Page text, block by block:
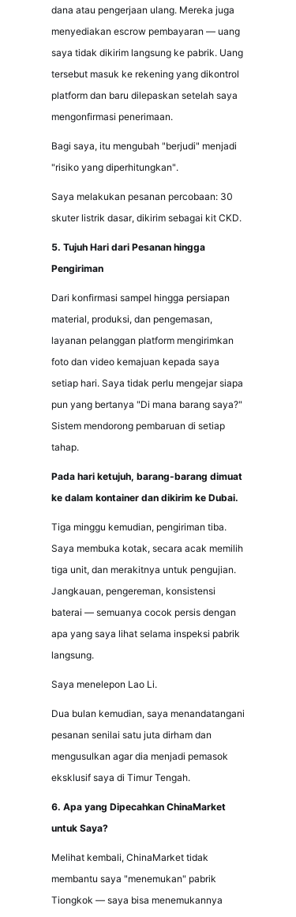
dana atau pengerjaan ulang. Mereka juga
menyediakan escrow pembayaran — uang
saya tidak dikirim langsung ke pabrik. Uang
tersebut masuk ke rekening yang dikontrol
platform dan baru dilepaskan setelah saya
mengonfirmasi penerimaan.
Bagi saya, itu mengubah "berjudi" menjadi
"risiko yang diperhitungkan".
Saya melakukan pesanan percobaan: 30
skuter listrik dasar, dikirim sebagai kit CKD.
5. Tujuh Hari dari Pesanan hingga
Pengiriman
Dari konfirmasi sampel hingga persiapan
material, produksi, dan pengemasan,
layanan pelanggan platform mengirimkan
foto dan video kemajuan kepada saya
setiap hari. Saya tidak perlu mengejar siapa
pun yang bertanya "Di mana barang saya?"
Sistem mendorong pembaruan di setiap
tahap.
Pada hari ketujuh, barang-barang dimuat
ke dalam kontainer dan dikirim ke Dubai.
Tiga minggu kemudian, pengiriman tiba.
Saya membuka kotak, secara acak memilih
tiga unit, dan merakitnya untuk pengujian.
Jangkauan, pengereman, konsistensi
baterai — semuanya cocok persis dengan
apa yang saya lihat selama inspeksi pabrik
langsung.
Saya menelepon Lao Li.
Dua bulan kemudian, saya menandatangani
pesanan senilai satu juta dirham dan
mengusulkan agar dia menjadi pemasok
eksklusif saya di Timur Tengah.
6. Apa yang Dipecahkan ChinaMarket
untuk Saya?
Melihat kembali, ChinaMarket tidak
membantu saya "menemukan" pabrik
Tiongkok — saya bisa menemukannya